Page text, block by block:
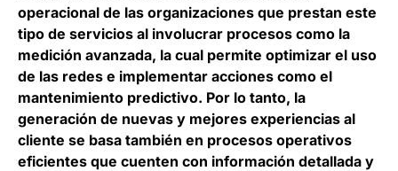
operacional de las organizaciones que prestan este
tipo de servicios al involucrar procesos como la
medición avanzada, la cual permite optimizar el uso
de las redes e implementar acciones como el
mantenimiento predictivo. Por lo tanto, la
generación de nuevas y mejores experiencias al
cliente se basa también en procesos operativos
eficientes que cuenten con información detallada y